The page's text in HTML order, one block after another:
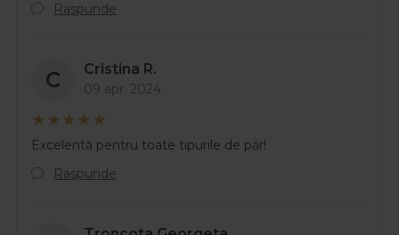
Raspunde
C Cristina R.
09 apr. 2024
Excelentă pentru toate tipurile de păr!
Raspunde